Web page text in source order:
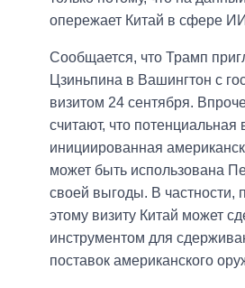
опережает Китай в сфере
Сообщается, что Трамп
Цзиньпина в Вашингтон с
визитом 24 сентября.
считают, что потенциальная
инициированная
может быть использована
своей выгоды. В частности,
этому визиту Китай может
инструментом для
поставок американского